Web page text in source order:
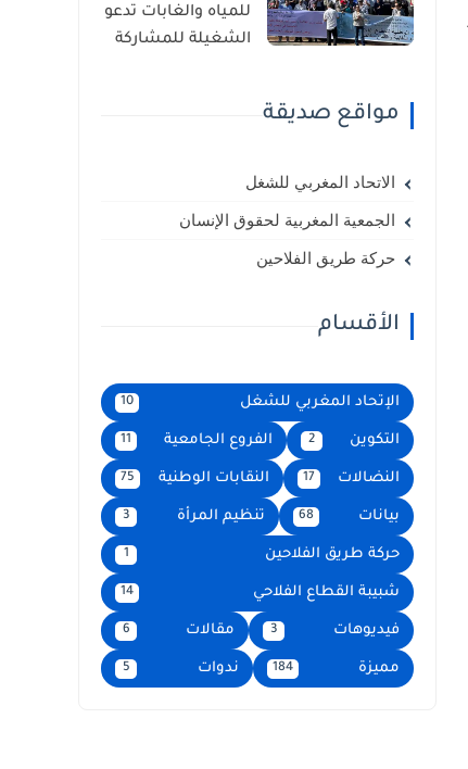
للمياه والغابات تدعو
الشغيلة للمشاركة
مواقع صديقة
الاتحاد المغربي للشغل
الجمعية المغربية لحقوق الإنسان
حركة طريق الفلاحين
الأقسام
الإتحاد المغربي للشغل 10
التكوين 2 الفروع الجامعية 11
النضالات 17 النقابات الوطنية 75
بيانات 68 تنظيم المرأة 3
حركة طريق الفلاحين 1
شبيبة القطاع الفلاحي 14
فيديوهات 3 مقالات 6
مميزة 184 ندوات 5